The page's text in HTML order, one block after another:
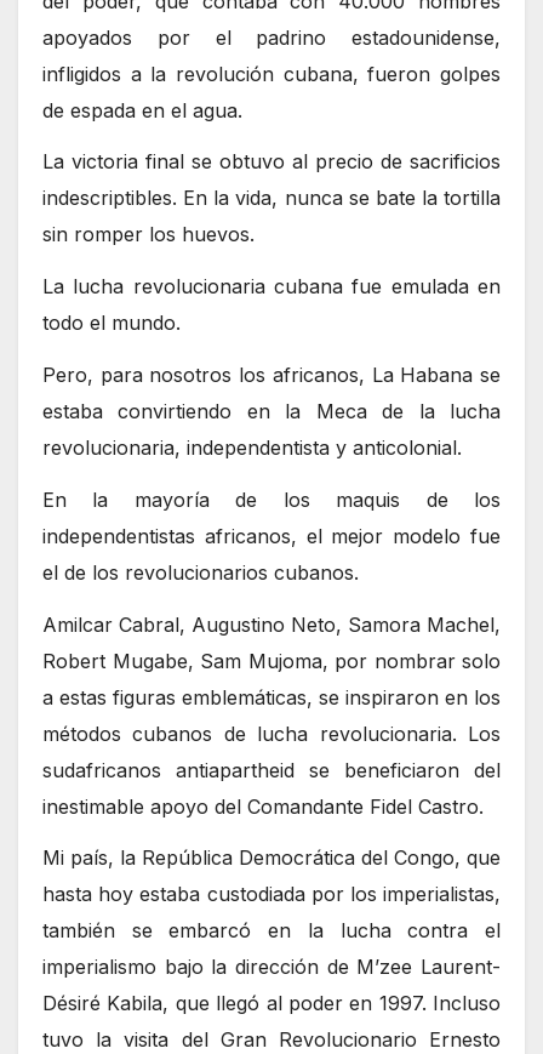
apoyados por el padrino estadounidense,
infligidos a la revolución cubana, fueron golpes
de espada en el agua.
La victoria final se obtuvo al precio de sacrificios
indescriptibles. En la vida, nunca se bate la tortilla
sin romper los huevos.
La lucha revolucionaria cubana fue emulada en
todo el mundo.
Pero, para nosotros los africanos, La Habana se
estaba convirtiendo en la Meca de la lucha
revolucionaria, independentista y anticolonial.
En la mayoría de los maquis de los
independentistas africanos, el mejor modelo fue
el de los revolucionarios cubanos.
Amilcar Cabral, Augustino Neto, Samora Machel,
Robert Mugabe, Sam Mujoma, por nombrar solo
a estas figuras emblemáticas, se inspiraron en los
métodos cubanos de lucha revolucionaria. Los
sudafricanos antiapartheid se beneficiaron del
inestimable apoyo del Comandante Fidel Castro.
Mi país, la República Democrática del Congo, que
hasta hoy estaba custodiada por los imperialistas,
también se embarcó en la lucha contra el
imperialismo bajo la dirección de M’zee Laurent-
Désiré Kabila, que llegó al poder en 1997. Incluso
tuvo la visita del Gran Revolucionario Ernesto